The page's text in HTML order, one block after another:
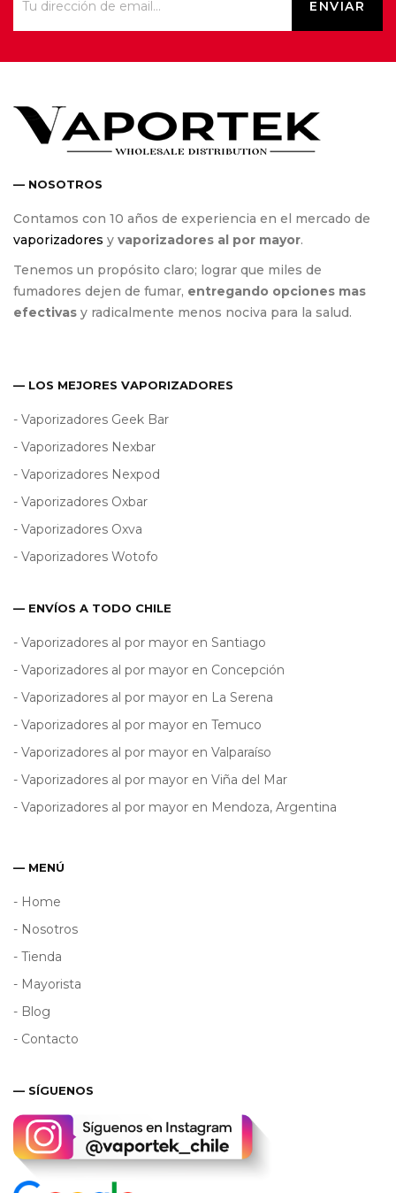
— NOSOTROS
Contamos con 10 años de experiencia en el mercado de
vaporizadores y vaporizadores al por mayor.
Tenemos un propósito claro; lograr que miles de
fumadores dejen de fumar, entregando opciones mas
efectivas y radicalmente menos nociva para la salud.
— LOS MEJORES VAPORIZADORES
- Vaporizadores Geek Bar
- Vaporizadores Nexbar
- Vaporizadores Nexpod
- Vaporizadores Oxbar
- Vaporizadores Oxva
- Vaporizadores Wotofo
— ENVÍOS A TODO CHILE
- Vaporizadores al por mayor en Santiago
- Vaporizadores al por mayor en Concepción
- Vaporizadores al por mayor en La Serena
- Vaporizadores al por mayor en Temuco
- Vaporizadores al por mayor en Valparaíso
- Vaporizadores al por mayor en Viña del Mar
- Vaporizadores al por mayor en Mendoza, Argentina
— MENÚ
- Home
- Nosotros
- Tienda
- Mayorista
- Blog
- Contacto
— SÍGUENOS